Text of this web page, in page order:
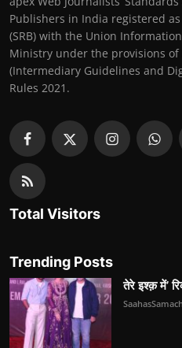
Publishers in India registered
(SRB) with the Union
Ministry under the provisions
(Intermediary Guidelines and
Rules 2021.
Total Visitors
Trending Posts
तेरे इश्क़ में’